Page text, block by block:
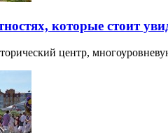
которые стоит
центр,